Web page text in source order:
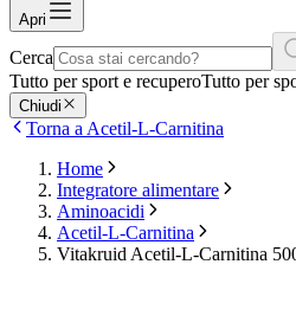
Apri
Cerca
Tutto per sport e recuperoTutto per
Chiudi
Torna a Acetil-L-Carnitina
Home
Integratore alimentare
Aminoacidi
Acetil-L-Carnitina
Vitakruid Acetil-L-Carnitina